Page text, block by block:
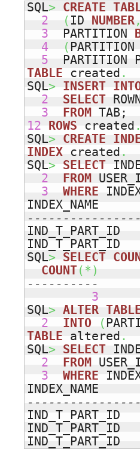
SQL> CREATE
2
( ID NUMBER,
3
  PARTITION
4
(
5
PARTITION
TABLE created .
SQL> INSERT
2
SELECT
3
FROM
12
ROWS created .
SQL> CREATE
INDEX created .
SQL> SELECT
2
FROM
3
WHERE
SQL> SELECT
COUNT(*)
----------
3
SQL> ALTER
2
INTO (
TABLE altered .
SQL> SELECT
2
FROM
3
WHERE